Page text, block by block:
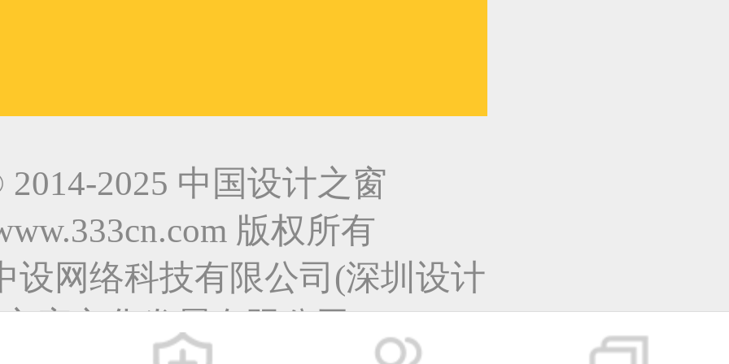
2025 中国设计之窗
版权所有
设网络科技有限公司(深圳设计
之窗文化发展有限公司)